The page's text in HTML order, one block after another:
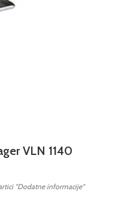
VLN 1140
"Dodatne informacije"